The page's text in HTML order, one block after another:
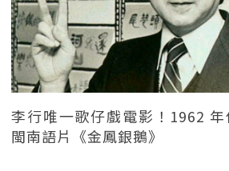
李行唯一歌仔戲電影！1962
閩南語片《金鳳銀鵝》